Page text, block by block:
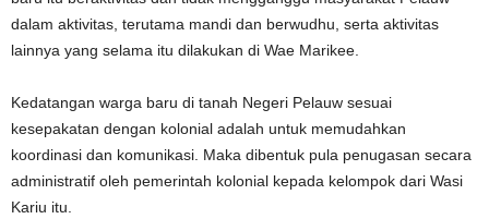
dalam aktivitas, terutama mandi dan berwudhu, serta aktivitas
lainnya yang selama itu dilakukan di Wae Marikee.
Kedatangan warga baru di tanah Negeri Pelauw sesuai
kesepakatan dengan kolonial adalah untuk memudahkan
koordinasi dan komunikasi. Maka dibentuk pula penugasan secara
administratif oleh pemerintah kolonial kepada kelompok dari Wasi
Kariu itu.